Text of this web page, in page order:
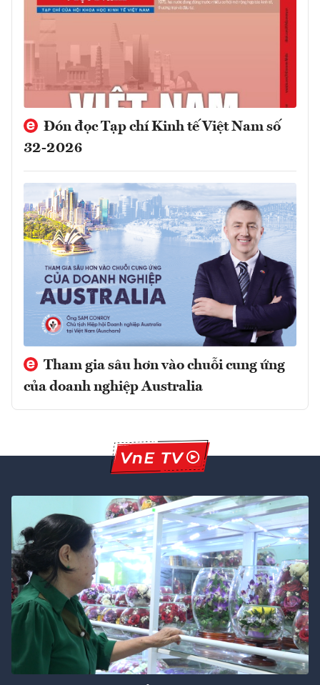
Đón đọc Tạp chí Kinh tế Việt Nam số
32-2026
Tham gia sâu hơn vào chuỗi cung ứng
của doanh nghiệp Australia